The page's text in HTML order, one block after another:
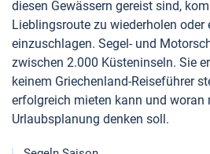
Leopard
Excess 11
Sun Odyssey 410
Dufour 46 GL
Balearen
Neapel
Amalfi
Fethiye
Bodrum
Britische Jungferninseln
Martinique
St Lucia
diesen Gewässern gereist sind,
Lieblingsroute zu wiederholen oder
einzuschlagen. Segel- und
zwischen 2.000 Küsteninseln. Sie
keinem Griechenland-Reiseführer
erfolgreich mieten kann und woran
Urlaubsplanung denken soll.